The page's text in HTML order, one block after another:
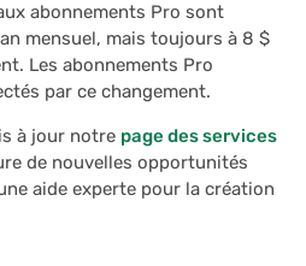
Guide des tables de
Horodatage et tampons
utilisateur
Restreindre les
Document tours
Document tutorials
abonnements Pro sont
mensuel, mais toujours à 8 $
Les abonnements Pro
par ce changement.
à jour notre page des services
de nouvelles opportunités
aide experte pour la création